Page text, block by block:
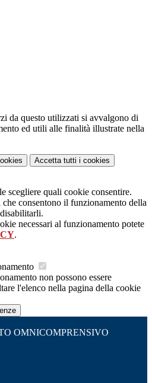
da questo utilizzati si avvalgono di
ed utili alle finalità illustrate nella
Accetta tutti i cookies
scegliere quali cookie consentire.
consentono il funzionamento della
necessari al funzionamento potete
.
non possono essere
l'elenco nella pagina della cookie
OMNICOMPRENSIVO